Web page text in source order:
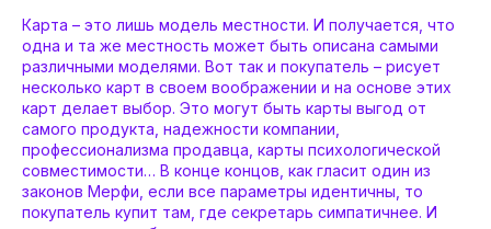
Карта – это лишь модель местности. И получается, что
одна и та же местность может быть описана самыми
различными моделями. Вот так и покупатель – рисует
несколько карт в своем воображении и на основе этих
карт делает выбор. Это могут быть карты выгод от
самого продукта, надежности компании,
профессионализма продавца, карты психологической
совместимости… В конце концов, как гласит один из
законов Мерфи, если все параметры идентичны, то
покупатель купит там, где секретарь симпатичнее. И